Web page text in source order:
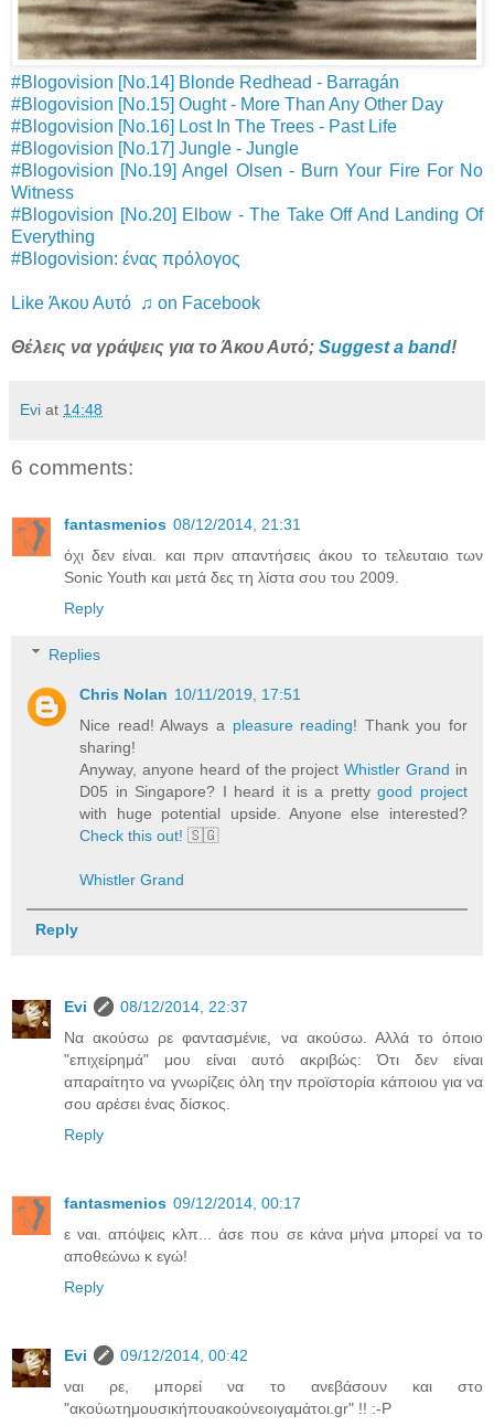
#Blogovision [No.14] Blonde Redhead - Barragán
#Blogovision [No.15] Ought - More Than Any Other Day
#Blogovision [No.16] Lost In The Trees - Past Life
#Blogovision [No.17] Jungle - Jungle
#Blogovision [No.19] Angel Olsen - Burn Your Fire For No
Witness
#Blogovision [No.20] Elbow - The Take Off And Landing Of
Everything
#Blogovision: ένας πρόλογος
Like Άκου Αυτό ♫ on Facebook
Θέλεις να γράψεις για το Άκου Αυτό; Suggest a band!
Evi at 14:48
6 comments:
fantasmenios 08/12/2014, 21:31
όχι δεν είναι. και πριν απαντήσεις άκου το τελευταιο των
Sonic Youth και μετά δες τη λίστα σου του 2009.
Reply
Replies
Chris Nolan 10/11/2019, 17:51
Nice read! Always a pleasure reading! Thank you for
sharing!
Anyway, anyone heard of the projectWhistler Grand in
D05 in Singapore? I heard it is a prettygood project
with huge potential upside. Anyone else interested?
Check this out! 🇸🇬
Whistler Grand
Reply
Evi
08/12/2014, 22:37
Να ακούσω ρε φαντασμένιε, να ακούσω. Αλλά το όποιο
"επιχείρημά" μου είναι αυτό ακριβώς: Ότι δεν είναι
απαραίτητο να γνωρίζεις όλη την προϊστορία κάποιου για να
σου αρέσει ένας δίσκος.
Reply
fantasmenios 09/12/2014, 00:17
ε ναι. απόψεις κλπ... άσε που σε κάνα μήνα μπορεί να το
αποθεώνω κ εγώ!
Reply
Evi
09/12/2014, 00:42
ναι ρε, μπορεί να το ανεβάσουν και στο
"ακούωτημουσικήπουακούνεοιγαμάτοι.gr" !! :-P